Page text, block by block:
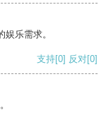
乐需求。
支持[0] 反对[0]